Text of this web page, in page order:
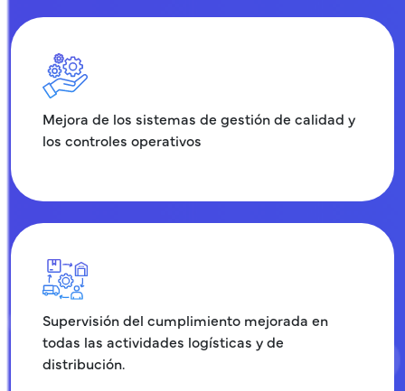
Mejora de los sistemas de gestión de calidad y
los controles operativos
Supervisión del cumplimiento mejorada en
todas las actividades logísticas y de
distribución.